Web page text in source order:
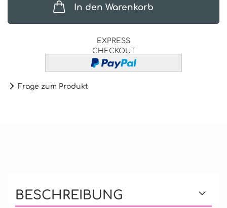
In den Warenkorb
EXPRESS
CHECKOUT
Frage zum Produkt
BESCHREIBUNG